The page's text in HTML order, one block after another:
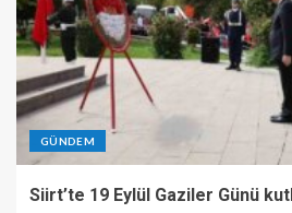
GÜNDEM
Siirt’te 19 Eylül Gaziler Günü